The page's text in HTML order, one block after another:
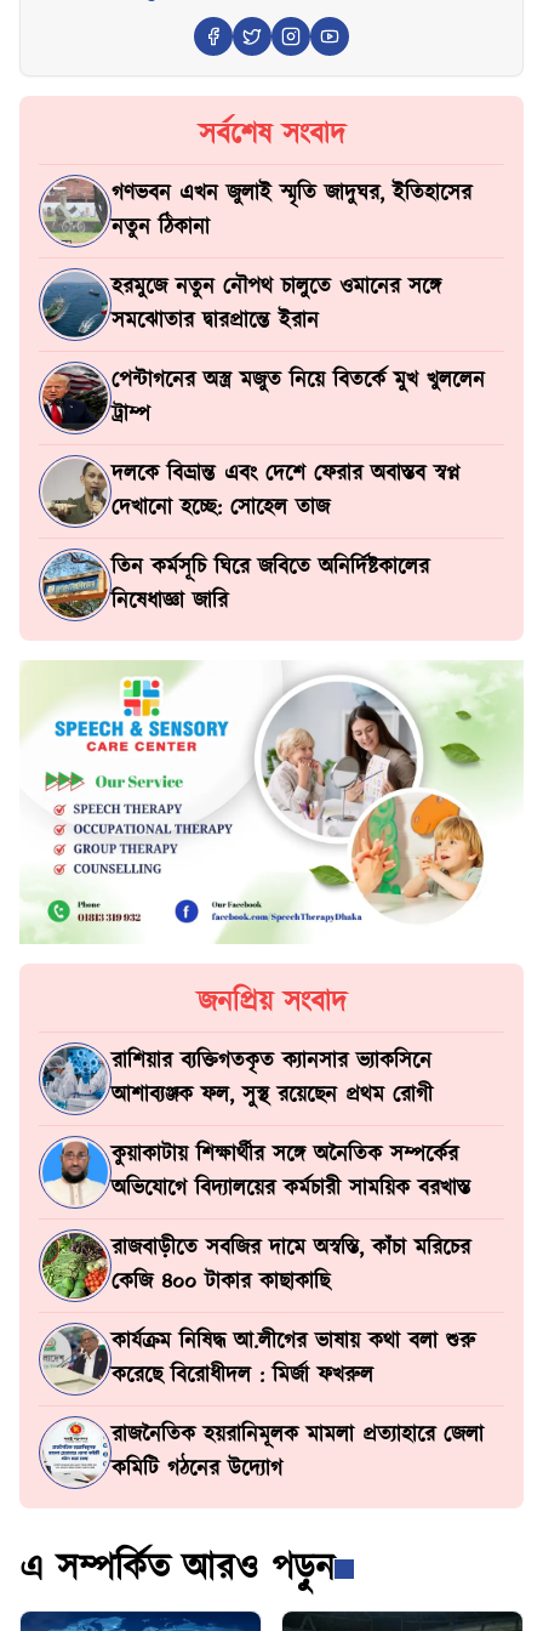
সর্বশেষ সংবাদ
গণভবন এখন জুলাই স্মৃতি জাদুঘর, ইতিহাসের
নতুন ঠিকানা
হরমুজে নতুন নৌপথ চালুতে ওমানের সঙ্গে
সমঝোতার দ্বারপ্রান্তে ইরান
পেন্টাগনের অস্ত্র মজুত নিয়ে বিতর্কে মুখ খুললেন
ট্রাম্প
দলকে বিভ্রান্ত এবং দেশে ফেরার অবাস্তব স্বপ্ন
দেখানো হচ্ছে: সোহেল তাজ
তিন কর্মসূচি ঘিরে জবিতে অনির্দিষ্টকালের
নিষেধাজ্ঞা জারি
জনপ্রিয় সংবাদ
রাশিয়ার ব্যক্তিগতকৃত ক্যানসার ভ্যাকসিনে
আশাব্যঞ্জক ফল, সুস্থ রয়েছেন প্রথম রোগী
কুয়াকাটায় শিক্ষার্থীর সঙ্গে অনৈতিক সম্পর্কের
অভিযোগে বিদ্যালয়ের কর্মচারী সাময়িক বরখাস্ত
রাজবাড়ীতে সবজির দামে অস্বস্তি, কাঁচা মরিচের
কেজি ৪০০ টাকার কাছাকাছি
কার্যক্রম নিষিদ্ধ আ.লীগের ভাষায় কথা বলা শুরু
করেছে বিরোধীদল : মির্জা ফখরুল
রাজনৈতিক হয়রানিমূলক মামলা প্রত্যাহারে জেলা
কমিটি গঠনের উদ্যোগ
এ সম্পর্কিত আরও পড়ুন